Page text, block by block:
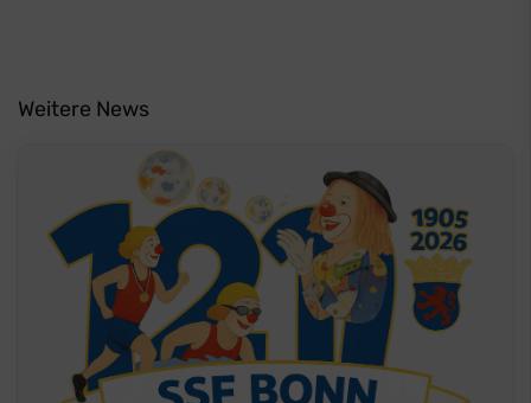
Weitere News